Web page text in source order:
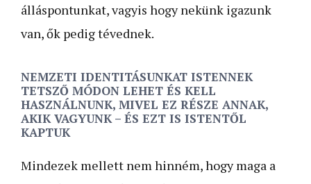
álláspontunkat, vagyis hogy nekünk igazunk
van, ők pedig tévednek.
NEMZETI IDENTITÁSUNKAT ISTENNEK
TETSZŐ MÓDON LEHET ÉS KELL
HASZNÁLNUNK, MIVEL EZ RÉSZE ANNAK,
AKIK VAGYUNK – ÉS EZT IS ISTENTŐL
KAPTUK
Mindezek mellett nem hinném, hogy maga a